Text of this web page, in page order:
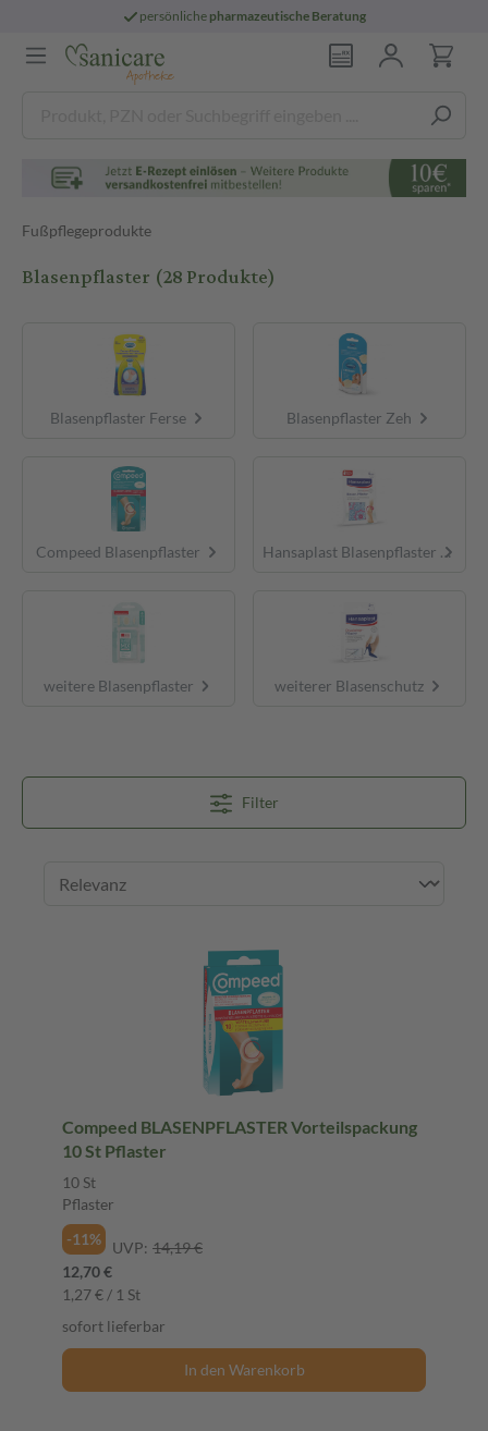
persönliche pharmazeutische Beratung
Fußpflegeprodukte
Blasenpflaster (28 Produkte)
Blasenpflaster Ferse Blasenpflaster Zeh
Compeed Blasenpflaster Hansaplast Blasenpflaster
weitere Blasenpflaster weiterer Blasenschutz
Filter
Compeed BLASENPFLASTER Vorteilspackung
10 St Pflaster
10 St
Pflaster
-11%
UVP: 14,19 €
12,70 €
1,27 € / 1 St
sofort lieferbar
In den Warenkorb